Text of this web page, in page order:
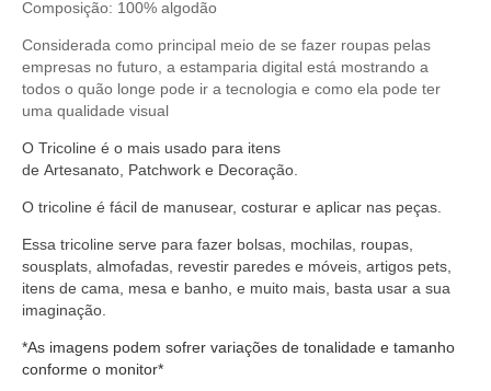
Composição: 100% algodão
Considerada como principal meio de se fazer roupas pelas
empresas no futuro, a estamparia digital está mostrando a
todos o quão longe pode ir a tecnologia e como ela pode ter
uma qualidade visual
O Tricoline é o mais usado para itens
de Artesanato Patchwork e Decoração
O tricoline é fácil de manusear, costurar e aplicar nas peças.
Essa tricoline serve para fazer bolsas, mochilas, roupas,
sousplats, almofadas, revestir paredes e móveis, artigos pets,
itens de cama, mesa e banho, e muito mais, basta usar a sua
imaginação.
*As imagens podem sofrer variações de tonalidade e tamanho
conforme o monitor*